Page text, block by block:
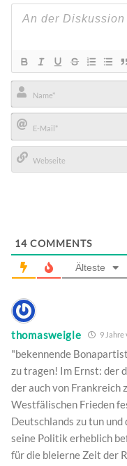
Name*
E-
Mail*
14 COMMENTS
Älteste
thomasweigle 9 Jahre
"bekennende
zu tragen! Im Ernst: der
der auch von Frankreich
Westfälischen Frieden
Deutschlands zu tun
seine Politik erheblich
für die bleierne Zeit der